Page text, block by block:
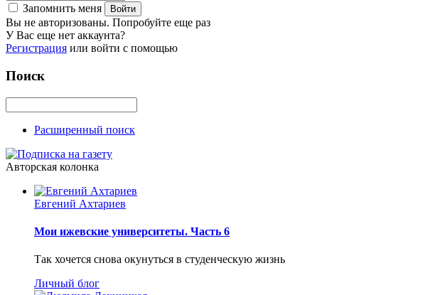
Запомнить меня
Вы не авторизованы. Попробуйте еще раз
У Вас еще нет аккаунта?
Регистрация или войти с помощью
Поиск
Расширенный поиск
Авторская колонка
Евгений Ахтариев
Мои ижевские университеты. Часть 6
Так хочется снова окунуться в студенческую жизнь
Личный блог